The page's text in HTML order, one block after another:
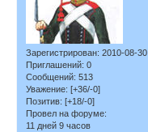
Зарегистрирован: 2010-08-30
Приглашений: 0
Сообщений: 513
Уважение: [+36/-0]
Позитив: [+18/-0]
Провел на форуме:
11 дней 9 часов